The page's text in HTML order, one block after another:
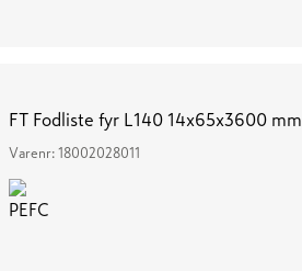
FT Fodliste fyr L140 14x65x3600 mm
Varenr: 18002028011